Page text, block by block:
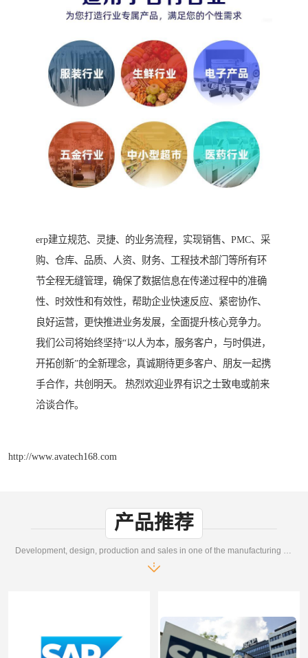
erp建立规范、灵捷、的业务流程，实现销售、PMC、采
购、仓库、品质、人资、财务、工程技术部门等所有环
节全程无缝管理，确保了数据信息在传递过程中的准确
性、时效性和有效性，帮助企业快速反应、紧密协作、
良好运营，更快推进业务发展，全面提升核心竞争力。
我们公司将始终坚持“以人为本，服务客户，与时俱进，
开拓创新”的全新理念，真诚期待更多客户、朋友一起携
手合作，共创明天。 热烈欢迎业界有识之士致电或前来
洽谈合作。
http://www.avatech168.com
产品推荐